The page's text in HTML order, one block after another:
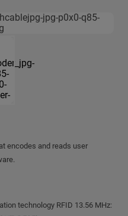
encodes and reads user
technology RFID 13.56 MHz: